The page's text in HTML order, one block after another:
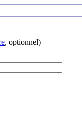
, optionnel)